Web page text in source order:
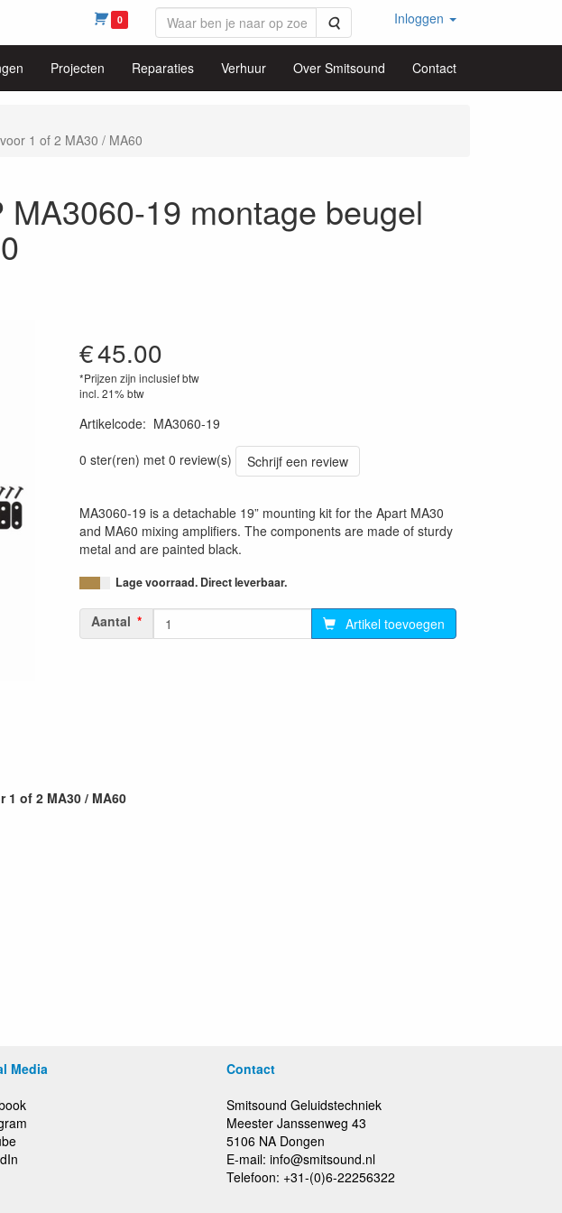
0 Zoeken Inloggen
Projecten Reparaties Verhuur Over Smitsound Contact
1 of 2 MA30 / MA60
19 montage beugel
€45.00
*Prijzen zijn inclusief btw
incl. 21% btw
Artikelcode: MA3060-19
0 ster(ren) met 0 review(s)
Schrijf een review
MA3060-19 is a detachable 19” mounting kit for the Apart MA30
and MA60 mixing amplifiers. The components are made of sturdy
metal and are painted black.
Lage voorraad. Direct leverbaar.
Aantal Artikel toevoegen
1 of 2 MA30 / MA60
Media
Contact
Smitsound Geluidstechniek
Meester Janssenweg 43
5106 NA Dongen
E-mail: info@smitsound.nl
Telefoon: +31-(0)6-22256322